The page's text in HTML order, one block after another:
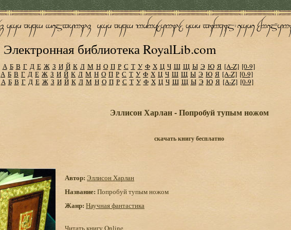
Электронная библиотека RoyalLib.com
А Б В Г Д Е Ж З И Й К Л М Н О П Р С Т У Ф Х Ц Ч Ш Щ Ы Э Ю Я [A-Z] [0-9]
А Б В Г Д Е Ж З И Й К Л М Н О П Р С Т У Ф Х Ц Ч Ш Щ Ы Э Ю Я [A-Z] [0-9]
А Б В Г Д Е Ж З И Й К Л М Н О П Р С Т У Ф Х Ц Ч Ш Щ Ы Э Ю Я [A-Z] [0-9]
Эллисон Харлан - Попробуй тупым ножом
скачать книгу бесплатно
Автор: Эллисон Харлан
Название: Попробуй тупым ножом
Жанр: Научная фантастика
Читать книгу Online